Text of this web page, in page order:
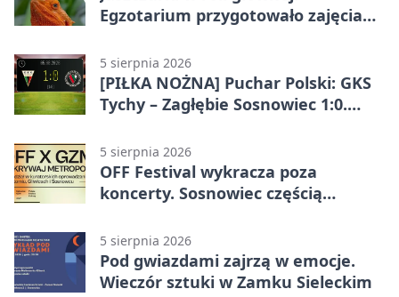
Egzotarium przygotowało zajęcia
5 sierpnia 2026
[PIŁKA NOŻNA] Puchar Polski: GKS
Tychy – Zagłębie Sosnowiec 1:0.
przed przerwą
5 sierpnia 2026
OFF Festival wykracza poza
koncerty. Sosnowiec częścią
5 sierpnia 2026
Pod gwiazdami zajrzą w emocje.
Wieczór sztuki w Zamku Sieleckim